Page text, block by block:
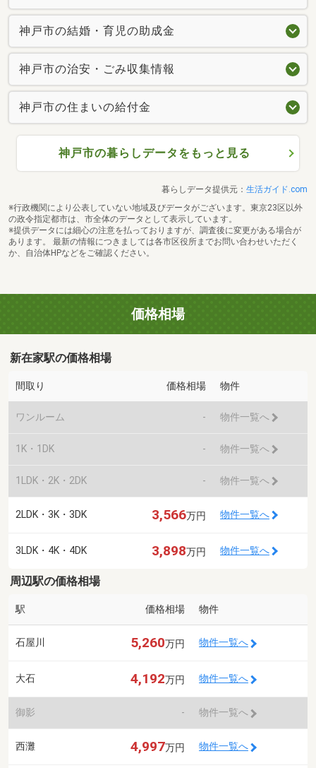
神戸市の結婚・育児の助成金
神戸市の治安・ごみ収集情報
神戸市の住まいの給付金
神戸市の暮らしデータをもっと見る
暮らしデータ提供元： 生活ガイド.com
※行政機関により公表していない地域及びデータがございます。東京23区以外
の政令指定都市は、市全体のデータとして表示しています。
※提供データには細心の注意を払っておりますが、調査後に変更がある場合が
あります。 最新の情報につきましては各市区役所までお問い合わせいただく
か、自治体HPなどをご確認ください。
価格相場
新在家駅の価格相場
間取り 価格相場 物件
ワンルーム - 物件一覧へ
1K・1DK - 物件一覧へ
1LDK・2K・2DK - 物件一覧へ
2LDK・3K・3DK 3,566万円 物件一覧へ
3LDK・4K・4DK 3,898万円 物件一覧へ
周辺駅の価格相場
駅 価格相場 物件
石屋川 5,260万円 物件一覧へ
大石 4,192万円 物件一覧へ
御影 - 物件一覧へ
西灘 4,997万円 物件一覧へ